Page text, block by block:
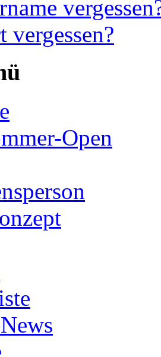
vergessen?
Open